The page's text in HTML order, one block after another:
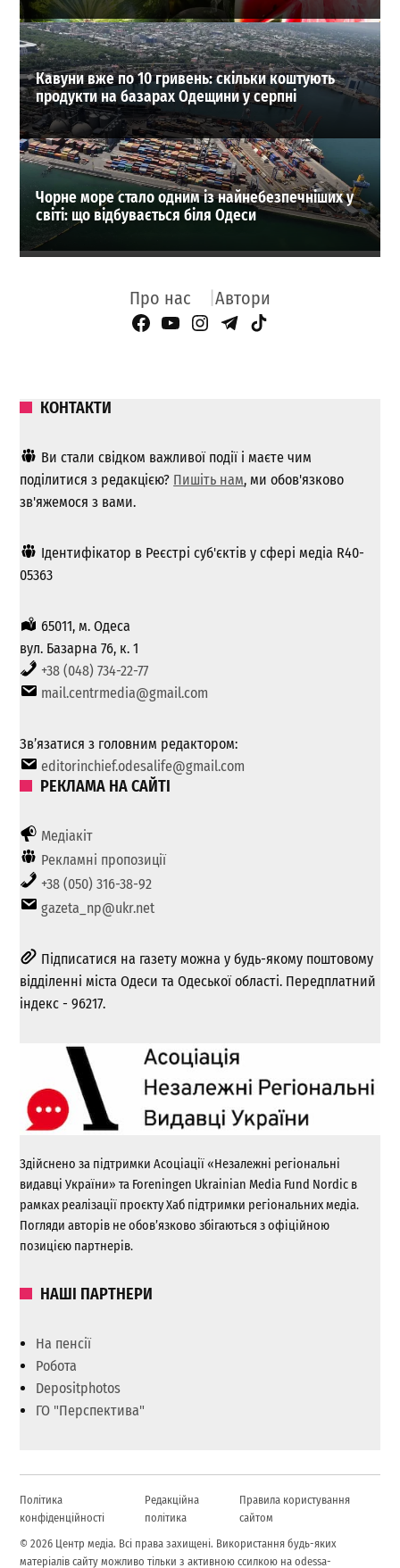
Кавуни вже по 10 гривень: скільки коштують
продукти на базарах Одещини у серпні
Чорне море стало одним із найнебезпечніших у
світі: що відбувається біля Одеси
Про нас Автори
Facebook Page
YouTube
Instagram
Telegram
TikTok
КОНТАКТИ
Ви стали свідком важливої ​​події і маєте чим
поділитися з редакцією? Пишіть нам, ми обов'язково
зв'яжемося з вами.
Ідентифікатор в Реєстрі суб'єктів у сфері медіа R40-
05363
65011, м. Одеса
вул. Базарна 76, к. 1
+38 (048) 734-22-77
mail.centrmedia@gmail.com
Зв’язатися з головним редактором:
editorinchief.odesalife@gmail.com
РЕКЛАМА НА САЙТІ
Медіакіт
Рекламні пропозиції
+38 (050) 316-38-92
gazeta_np@ukr.net
Підписатися на газету можна у будь-якому поштовому
відділенні міста Одеси та Одеської області. Передплатний
індекс - 96217.
Здійснено за підтримки Асоціації «Незалежні регіональні
видавці України» та Foreningen Ukrainian Media Fund Nordic в
рамках реалізації проєкту Хаб підтримки регіональних медіа.
Погляди авторів не обов’язково збігаються з офіційною
позицією партнерів.
НАШІ ПАРТНЕРИ
На пенсії
Робота
Depositphotos
ГО "Перспектива"
Політика
конфіденційності
Редакційна
політика
Правила користування
сайтом
© 2026 Центр медіа. Всі права захищені. Використання будь-яких
матеріалів сайту можливо тільки з активною ссилкою на odessa-